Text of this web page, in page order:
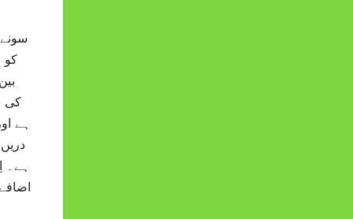
کو
کی